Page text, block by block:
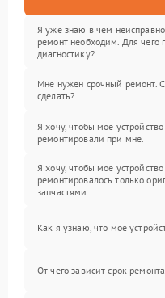
Я уже знаю в чем
ремонт необходим. Для чего
диагностику?
Мне нужен срочный ремонт.
сделать?
Я хочу, чтобы мое устройство
ремонтировали при мне.
Я хочу, чтобы мое устройство
ремонтировалось только
запчастями.
Как я узнаю, что мое
От чего зависит срок